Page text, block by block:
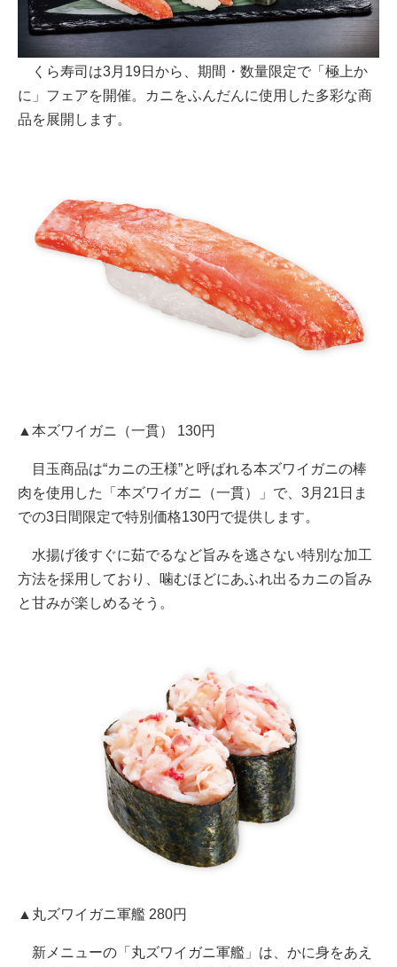
くら寿司は3月19日から、期間・数量限定で「極上か
に」フェアを開催。カニをふんだんに使用した多彩な商
品を展開します。
▲本ズワイガニ（一貫） 130円
目玉商品は“カニの王様”と呼ばれる本ズワイガニの棒
肉を使用した「本ズワイガニ（一貫）」で、3月21日ま
での3日間限定で特別価格130円で提供します。
水揚げ後すぐに茹でるなど旨みを逃さない特別な加工
方法を採用しており、噛むほどにあふれ出るカニの旨み
と甘みが楽しめるそう。
▲丸ズワイガニ軍艦 280円
新メニューの「丸ズワイガニ軍艦」は、かに身をあえ